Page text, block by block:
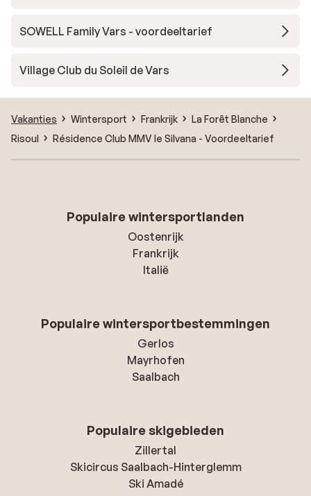
SOWELL Family Vars - voordeeltarief
Village Club du Soleil de Vars
Vakanties Wintersport Frankrijk
La Forêt Blanche
Risoul
Résidence Club MMV le Silvana - Voordeeltarief
Populaire wintersportlanden
Oostenrijk
Frankrijk
Italië
Populaire wintersportbestemmingen
Gerlos
Mayrhofen
Saalbach
Populaire skigebieden
Zillertal
Skicircus Saalbach-Hinterglemm
Ski Amadé